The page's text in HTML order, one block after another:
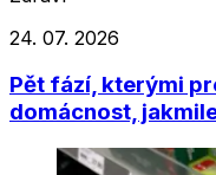
24. 07. 2026
Pět fází, kterými
domácnost,